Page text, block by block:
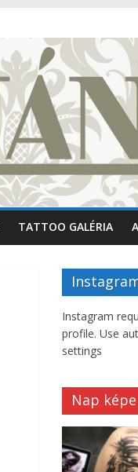
TATTOO GALÉRIA
Instagram
profile. Use
settings
Nap képe